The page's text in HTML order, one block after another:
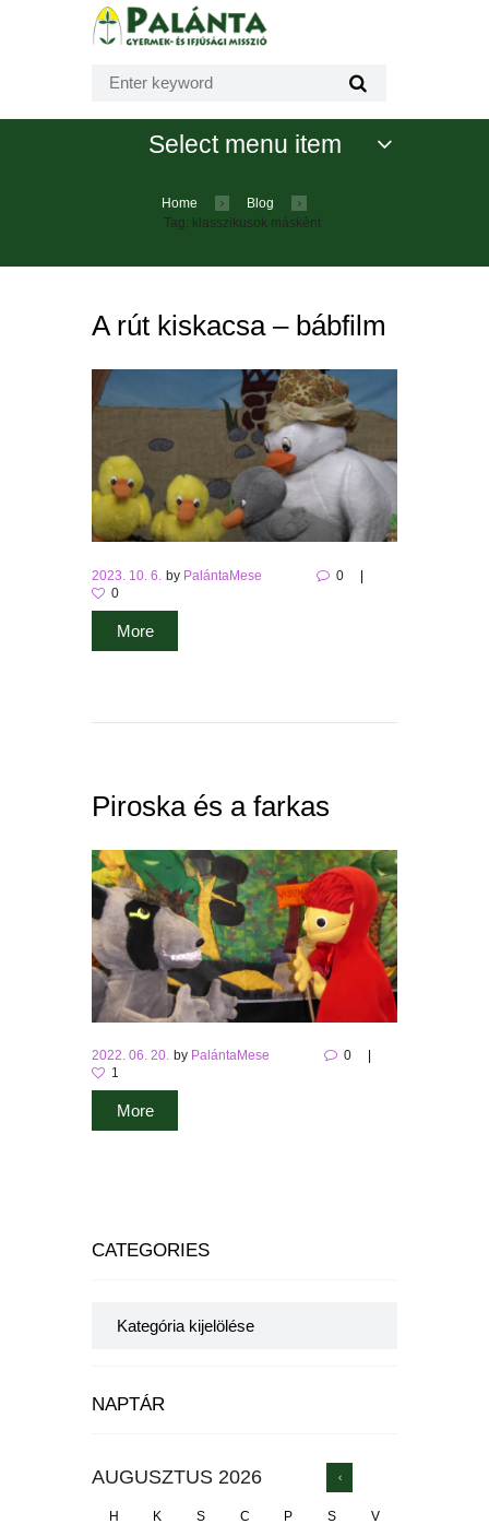
Select menu item
Home
Blog
Tag: klasszikusok másként
A rút kiskacsa – bábfilm
2023. 10. 6. by PalántaMese
0
0
More
Piroska és a farkas
2022. 06. 20. by PalántaMese
0
1
More
CATEGORIES
NAPTÁR
AUGUSZTUS 2026
H K S C P S V